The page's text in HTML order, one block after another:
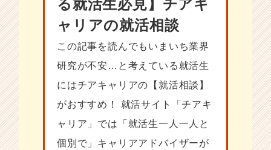
る就活生必見】チアキ
ャリアの就活相談
この記事を読んでもいまいち業界
研究が不安…と考えている就活生
にはチアキャリアの【就活相談】
がおすすめ！ 就活サイト「チアキ
ャリア」では「就活生一人一人と
個別で」キャリアアドバイザーが